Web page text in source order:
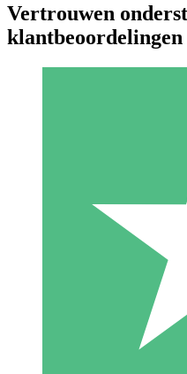
Individuele
Betaal per gebruik met
Vertrouwen
klantbeoordelingen